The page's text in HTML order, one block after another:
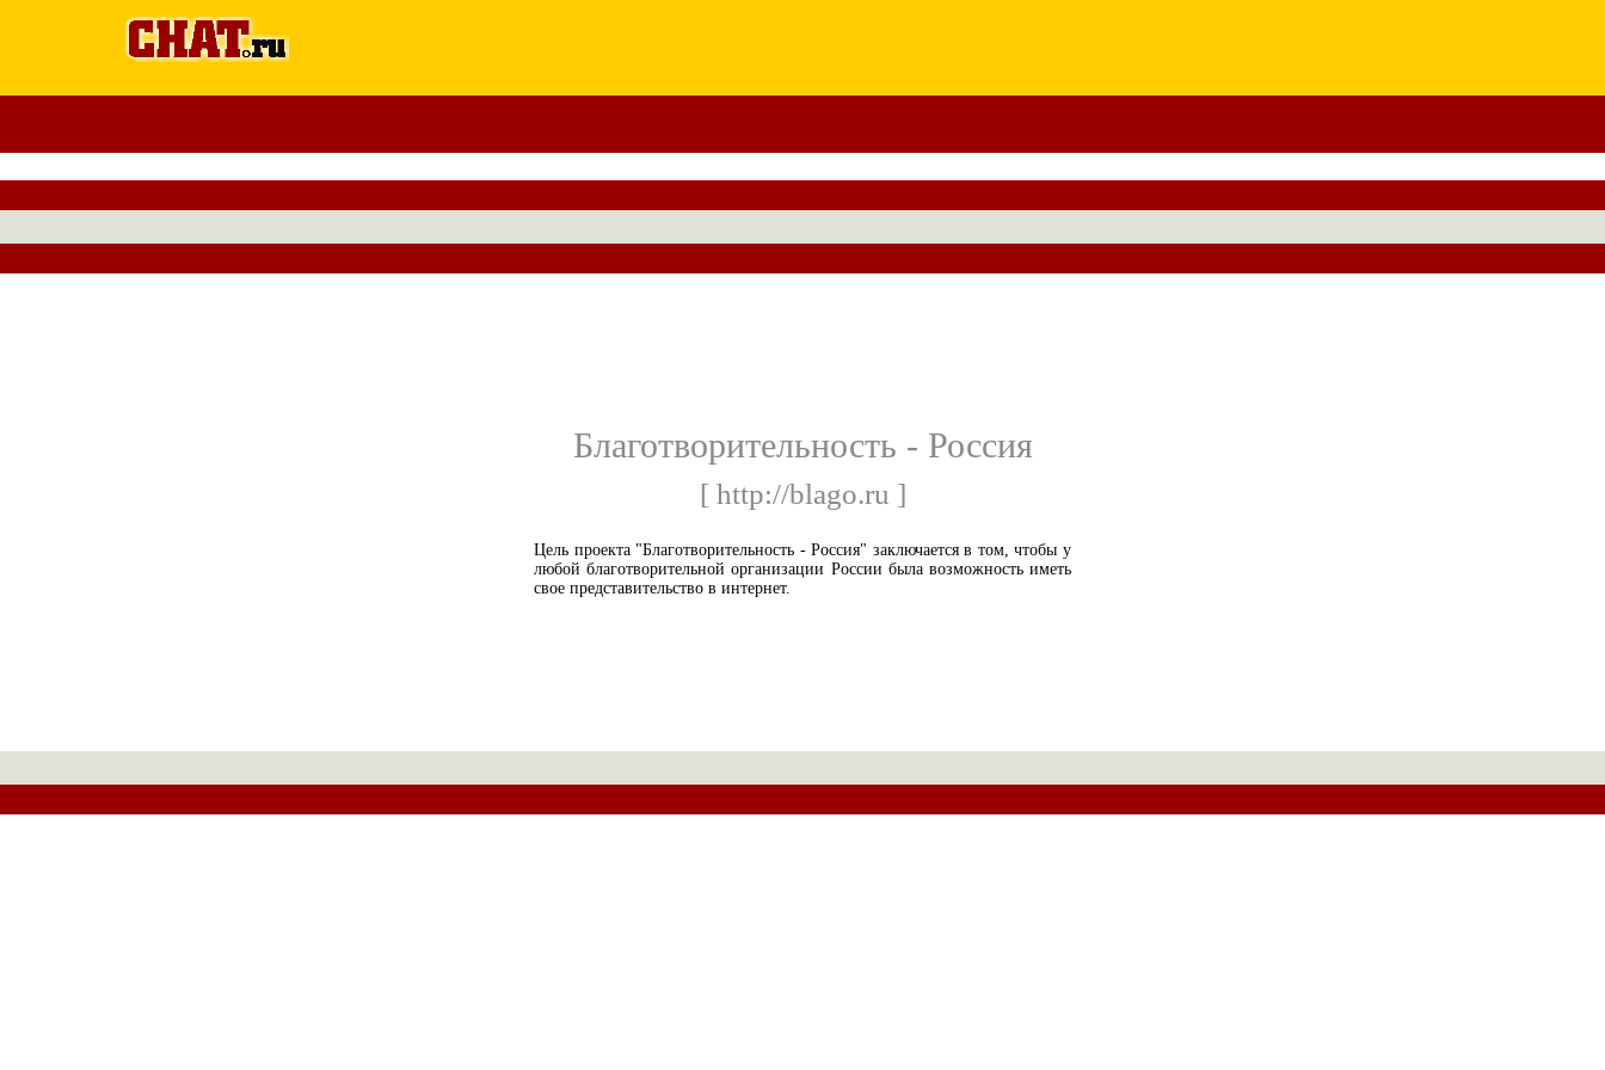
Благотворительность - Россия
[ http://blago.ru ]
Цель проекта "Благотворительность - Россия" заключается в том, чтобы у
любой благотворительной организации России была возможность иметь
свое представительство в интернет.